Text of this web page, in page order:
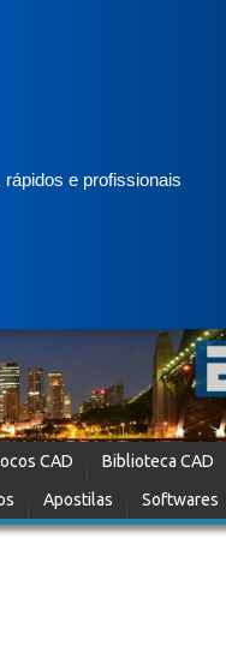
e profissionais
CAD
Biblioteca CAD
Apostilas Softwares